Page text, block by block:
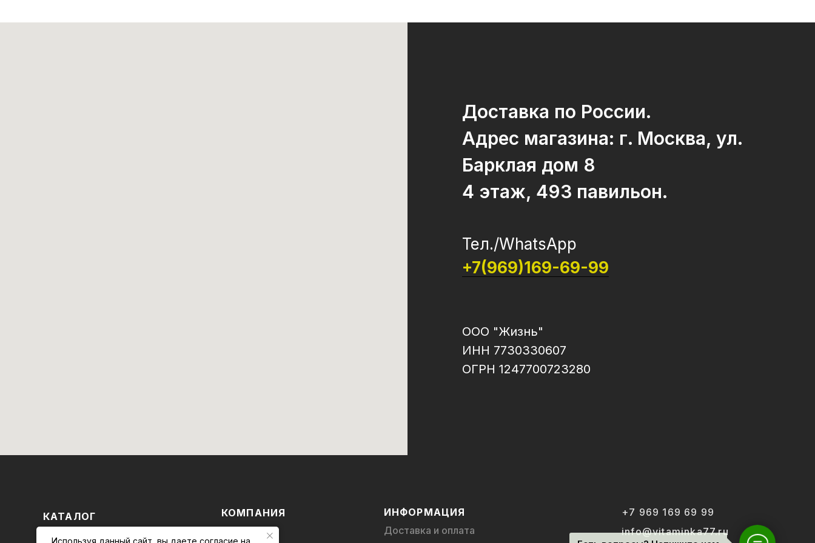
Доставка по России.
Адрес магазина: г. Москва, ул.
Барклая дом 8
4 этаж, 493 павильон.
Тел./WhatsApp
+7(969)169-69-99
ООО "Жизнь"
ИНН 7730330607
ОГРН 1247700723280
КАТАЛОГ
БРЕНДЫ
КОМПАНИЯ
+7 969 169 69 99
info@vitaminka77.ru
ИНФОРМАЦИЯ
Доставка и оплата
Используя данный сайт, вы даете согласие на